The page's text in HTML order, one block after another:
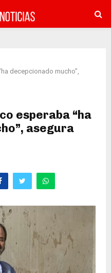
decepcionado mucho”,
esperaba “ha
asegura